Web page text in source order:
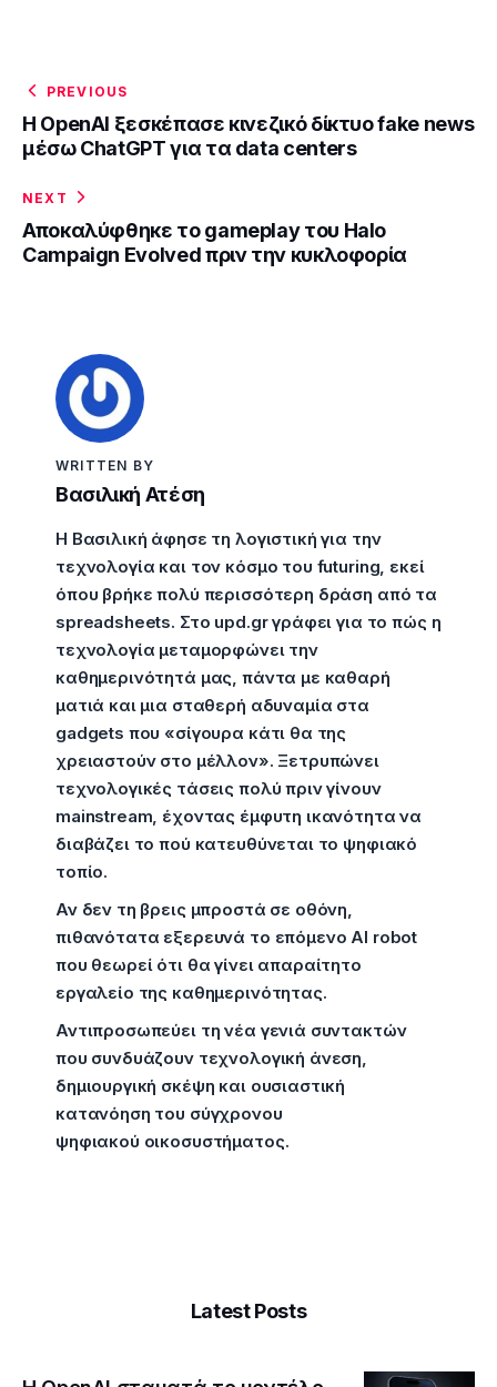
PREVIOUS
H OpenAI ξεσκέπασε κινεζικό δίκτυο fake news
μέσω ChatGPT για τα data centers
NEXT
Αποκαλύφθηκε το gameplay του Halo
Campaign Evolved πριν την κυκλοφορία
WRITTEN BY
Βασιλική Ατέση
Η Βασιλική άφησε τη λογιστική για την
τεχνολογία και τον κόσμο του futuring, εκεί
όπου βρήκε πολύ περισσότερη δράση από τα
spreadsheets. Στο upd.gr γράφει για το πώς η
τεχνολογία μεταμορφώνει την
καθημερινότητά μας, πάντα με καθαρή
ματιά και μια σταθερή αδυναμία στα
gadgets που «σίγουρα κάτι θα της
χρειαστούν στο μέλλον». Ξετρυπώνει
τεχνολογικές τάσεις πολύ πριν γίνουν
mainstream, έχοντας έμφυτη ικανότητα να
διαβάζει το πού κατευθύνεται το ψηφιακό
τοπίο.
Αν δεν τη βρεις μπροστά σε οθόνη,
πιθανότατα εξερευνά το επόμενο AI robot
που θεωρεί ότι θα γίνει απαραίτητο
εργαλείο της καθημερινότητας.
Αντιπροσωπεύει τη νέα γενιά συντακτών
που συνδυάζουν τεχνολογική άνεση,
δημιουργική σκέψη και ουσιαστική
κατανόηση του σύγχρονου
ψηφιακού οικοσυστήματος.
Latest Posts